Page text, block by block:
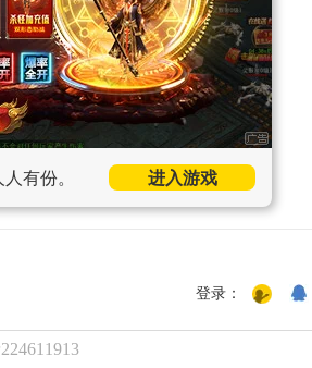
有份。 进入游戏
登录：